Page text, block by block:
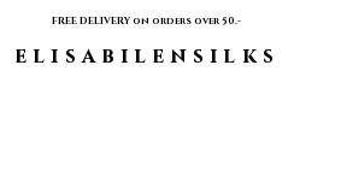
FREE DELIVERY on orders over 50.-
elisabilensilks